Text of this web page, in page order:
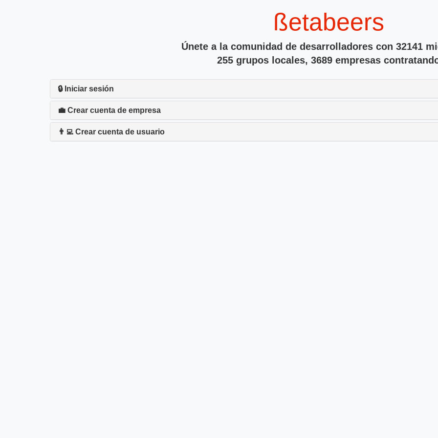
ßetabeers
Únete a la comunidad de desarrolladores con 32141
255 grupos locales, 3689 empresas
🔒 Iniciar sesión
💼 Crear cuenta de empresa
👨‍💻 Crear cuenta de usuario